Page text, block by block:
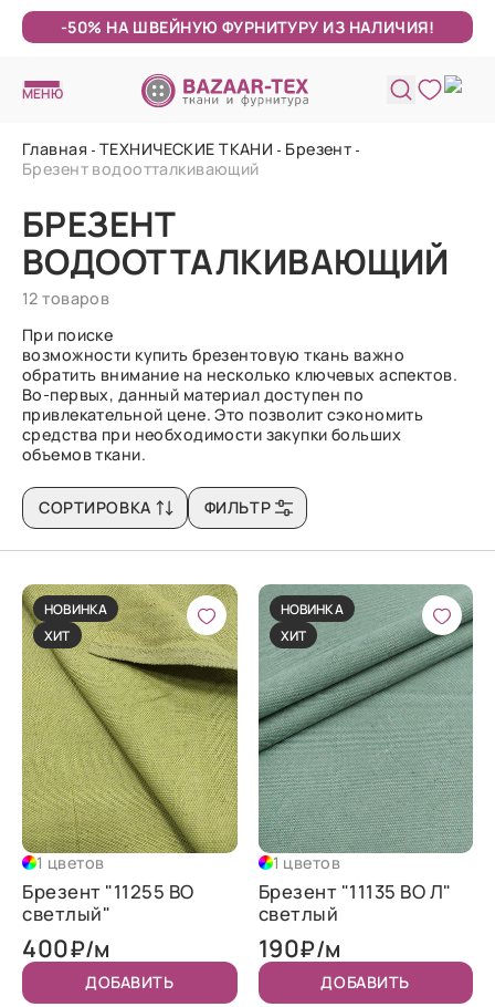
-50% НА ШВЕЙНУЮ ФУРНИТУРУ ИЗ НАЛИЧИЯ!
МЕНЮ
Главная ТЕХНИЧЕСКИЕ ТКАНИ
Брезент
Брезент водоотталкивающий
БРЕЗЕНТ
ВОДООТТАЛКИВАЮЩИЙ
12 товаров
При поиске
возможности купить брезентовую ткань важно
обратить внимание на несколько ключевых аспектов.
Во-первых, данный материал доступен по
привлекательной цене. Это позволит сэкономить
средства при необходимости закупки больших
объемов ткани.
СОРТИРОВКА ФИЛЬТР
НОВИНКА
ХИТ
1 цветов
Брезент "11255 ВО
светлый"
400₽/м
ДОБАВИТЬ
НОВИНКА
ХИТ
1 цветов
Брезент "11135 ВО Л"
светлый
190₽/м
ДОБАВИТЬ